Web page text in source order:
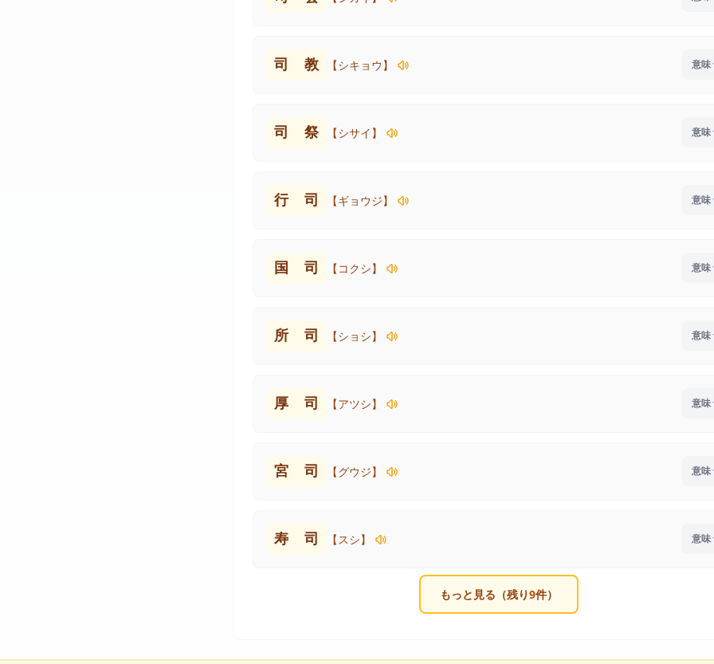
司 教 【シキョウ】
司 祭 【シサイ】
行 司 【ギョウジ】
国 司 【コクシ】
所 司 【ショシ】
厚 司 【アツシ】
宮 司 【グウジ】
寿 司 【スシ】
もっと見る（残り9件）